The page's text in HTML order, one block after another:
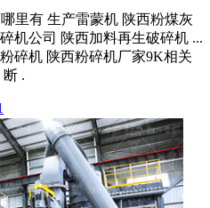
里有 生产雷蒙机 陕西粉煤灰
机公司 陕西加料再生破碎机 ...
碎机 陕西粉碎机厂家9K相关
.